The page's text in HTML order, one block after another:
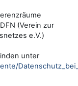
(Verein zur
e.V.)
unter